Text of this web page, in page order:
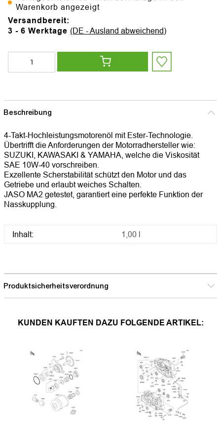
Warenkorb angezeigt
Versandbereit:
3 - 6 Werktage (DE - Ausland abweichend)
Beschreibung
4-Takt-Hochleistungsmotorenöl mit Ester-Technologie.
Übertrifft die Anforderungen der Motorradhersteller wie:
SUZUKI, KAWASAKI & YAMAHA, welche die Viskosität
SAE 10W-40 vorschreiben.
Exzellente Scherstabilität schützt den Motor und das
Getriebe und erlaubt weiches Schalten.
JASO MA2 getestet, garantiert eine perfekte Funktion der
Nasskupplung.
Inhalt: 1,00 l
Produktsicherheitsverordnung
KUNDEN KAUFTEN DAZU FOLGENDE ARTIKEL: